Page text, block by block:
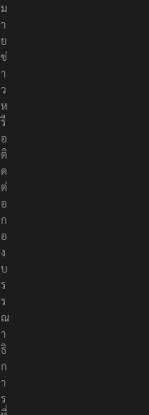
ม
า
ย
ข่
า
ว
ห
รื
อ
ติ
ด
ต่
อ
ก
อ
ง
บ
ร
ร
ณ
า
ธิ
ก
า
ร